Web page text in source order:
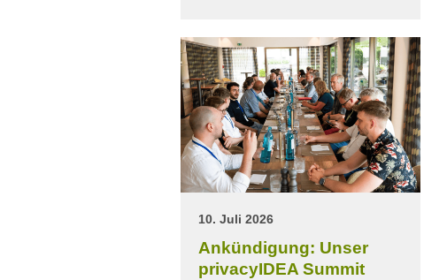
10. Juli 2026
Ankündigung: Unser
privacyIDEA Summit